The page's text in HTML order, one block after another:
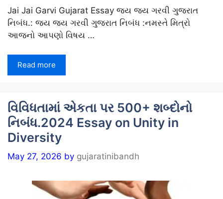
Jai Jai Garvi Gujarat Essay જય જય ગરવી ગુજરાત
નિબંધ.: જય જય ગરવી ગુજરાત નિબંધ :નમસ્તે મિત્રો
આજનો આપણો વિષય …
Read more
વિવિધતામાં એકતા પર 500+ શબ્દોનો
નિબંધ.2024 Essay on Unity in
Diversity
May 27, 2026 by gujaratinibandh